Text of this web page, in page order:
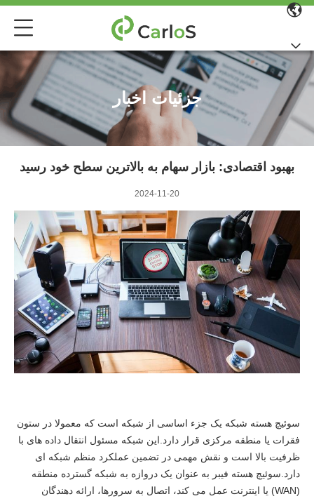
جزئیات اخبار
بهبود اقتصادی: بازار سهام به بالاترین سطح خود رسید
2024-11-20
سوئیچ هسته شبکه یک جزء اساسی از شبکه است که معمولا در ستون
فقرات یا منطقه مرکزی قرار دارد.این شبکه مسئول انتقال داده های با
ظرفیت بالا است و نقش مهمی در تضمین عملکرد منظم شبکه ای
دارد.سوئیچ هسته فیبر به عنوان یک دروازه به شبکه گسترده منطقه
(WAN) یا اینترنت عمل می کند، اتصال به سرورها، ارائه دهندگان